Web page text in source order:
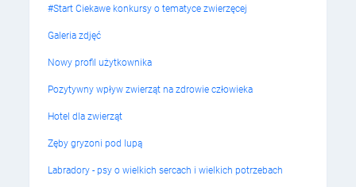
#Start Ciekawe konkursy o tematyce zwierzęcej
Galeria zdjęć
Nowy profil użytkownika
Pozytywny wpływ zwierząt na zdrowie człowieka
Hotel dla zwierząt
Zęby gryzoni pod lupą
Labradory - psy o wielkich sercach i wielkich potrzebach